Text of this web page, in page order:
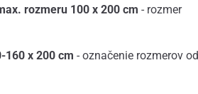
rozmeru 100 x 200 cm - rozmer
160 x 200 cm - označenie rozmerov od